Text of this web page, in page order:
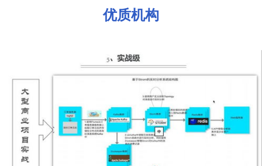
优质机构